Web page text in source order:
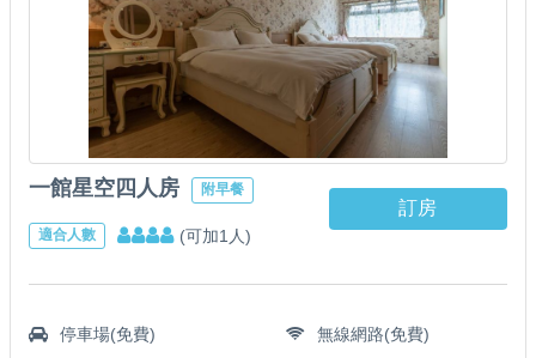
一館星空四人房 附早餐
適合人數 (可加1人)
訂房
停車場(免費)
無線網路(免費)